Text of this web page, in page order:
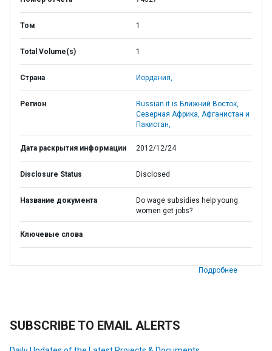
Том 1
Total Volume(s) 1
Страна Иордания,
Регион
Russian it is Ближний Восток,
Северная Африка, Афганистан и
Пакистан,
Дата раскрытия информации 2012/12/24
Disclosure Status Disclosed
Название документа
Do wage subsidies help young
women get jobs?
Ключевые слова
Подробнее
SUBSCRIBE TO EMAIL ALERTS